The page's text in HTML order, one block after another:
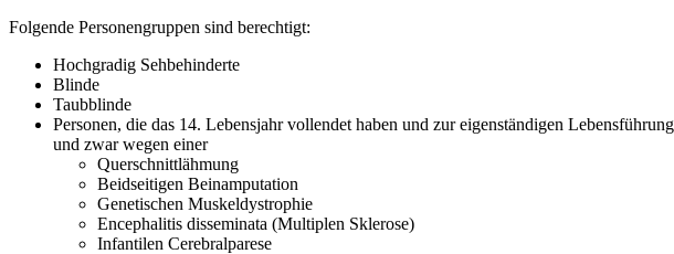
Folgende Personengruppen sind berechtigt:
Hochgradig Sehbehinderte
Blinde
Taubblinde
Personen, die das 14. Lebensjahr vollendet haben und zur eigenständigen
und zwar wegen einer
Querschnittlähmung
Beidseitigen Beinamputation
Genetischen Muskeldystrophie
Encephalitis disseminata (Multiplen Sklerose)
Infantilen Cerebralparese